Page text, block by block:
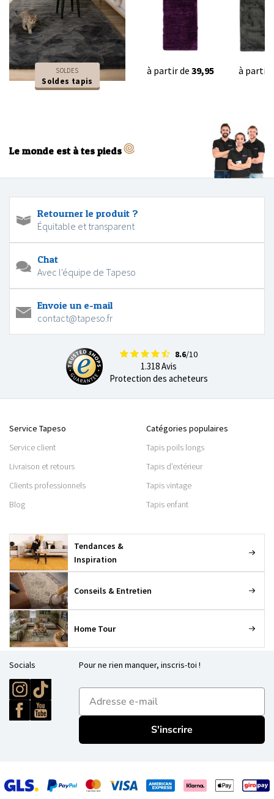
SOLDES
Soldes tapis
à partir de 39,95 à partir
Le monde est à tes pieds
Retourner le produit ?
Équitable et transparent
Chat
Avec l'équipe de Tapeso
Envoie un e-mail
contact@tapeso.fr
8.6/10
1.318 Avis
Protection des acheteurs
Service Tapeso
Service client
Livraison et retours
Clients professionnels
Blog
Catégories populaires
Tapis poils longs
Tapis d’extérieur
Tapis vintage
Tapis enfant
Tendances &
Inspiration
Conseils & Entretien
Home Tour
Socials Pour ne rien manquer, inscris-toi !
E-mailadres
S'inscrire